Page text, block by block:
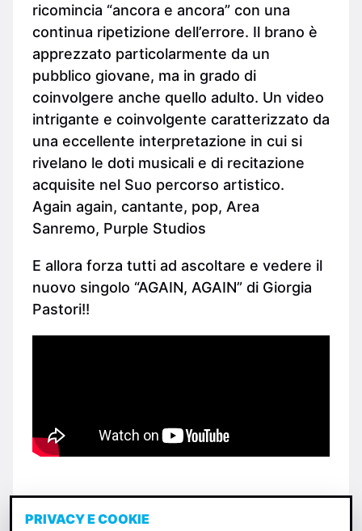
ricomincia “ancora e ancora” con una
continua ripetizione dell’errore. Il brano è
apprezzato particolarmente da un
pubblico giovane, ma in grado di
coinvolgere anche quello adulto. Un video
intrigante e coinvolgente caratterizzato da
una eccellente interpretazione in cui si
rivelano le doti musicali e di recitazione
acquisite nel Suo percorso artistico.
Again again, cantante, pop, Area
Sanremo, Purple Studios
E allora forza tutti ad ascoltare e vedere il
nuovo singolo “AGAIN, AGAIN” di Giorgia
Pastori!!
PRIVACY E COOKIE